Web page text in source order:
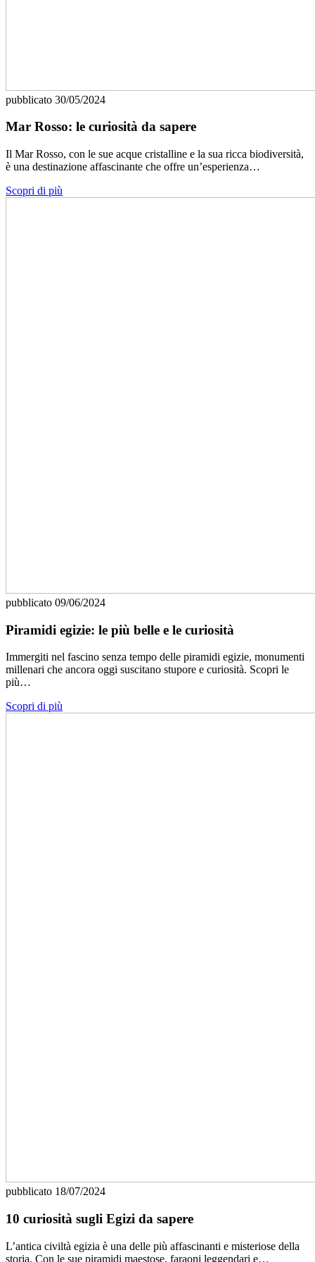
pubblicato 30/05/2024
Mar Rosso: le curiosità da sapere
Il Mar Rosso, con le sue acque cristalline e la sua ricca biodiversità,
è una destinazione affascinante che offre un’esperienza…
Scopri di più
pubblicato 09/06/2024
Piramidi egizie: le più belle e le curiosità
Immergiti nel fascino senza tempo delle piramidi egizie, monumenti
millenari che ancora oggi suscitano stupore e curiosità. Scopri le
più…
Scopri di più
pubblicato 18/07/2024
10 curiosità sugli Egizi da sapere
L’antica civiltà egizia è una delle più affascinanti e misteriose della
storia. Con le sue piramidi maestose, faraoni leggendari e…